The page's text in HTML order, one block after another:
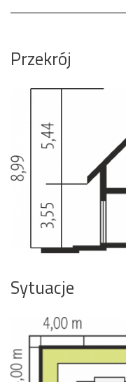
Przekrój
Sytuacje